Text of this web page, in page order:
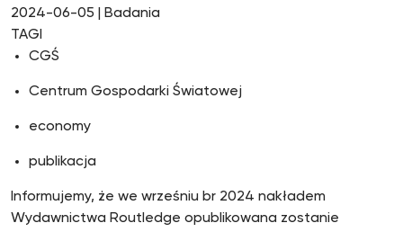
2024-06-05 | Badania
TAGI
CGŚ
Centrum Gospodarki Światowej
economy
publikacja
Informujemy, że we wrześniu br 2024 nakładem
Wydawnictwa Routledge opublikowana zostanie